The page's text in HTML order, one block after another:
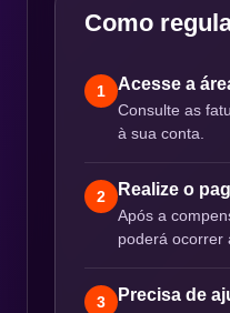
Como
1 Acesse a
Consulte as
à sua conta.
2 Realize o
Após a
poderá ocorrer
3 Precisa de